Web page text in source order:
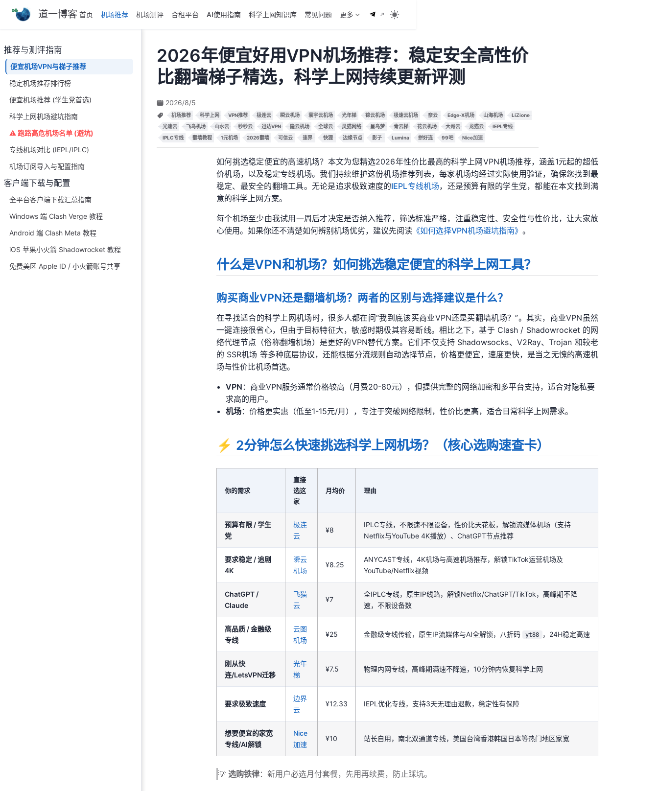
跳
要
內
道一博客 首页 机场推荐 机场测评 合租平台 AI使用指南 科学上网知识库 常见问题 更多
推荐与测评指南
便宜机场VPN与梯子推荐
稳定机场推荐排行榜
便宜机场推荐 (学生党首选)
科学上网机场避坑指南
⚠️ 跑路高危机场名单 (避坑)
专线机场对比 (IEPL/IPLC)
机场订阅导入与配置指南
客户端下载与配置
全平台客户端下载汇总指南
Windows 端 Clash Verge 教程
Android 端 Clash Meta 教程
iOS 苹果小火箭 Shadowrocket 教程
免费美区 Apple ID / 小火箭账号共享
2026年便宜好用VPN机场推荐：稳定安全高性价
比翻墙梯子精选，科学上网持续更新评测
2026/8/5
机场推荐 科学上网 VPN推荐 极连云 瞬云机场 寰宇云机场 光年梯 锦云机场 极速云机场 奈云 Edge-X机场 山海机场
LiZione
光速云
飞鸟机场 山水云 秒秒云 迅达VPN 隐云机场 全球云 灵猫网络 星岛梦 青云梯 花云机场 大哥云 龙猫云
IEPL专线
IPLC专线
翻墙教程 1元机场 2026翻墙 可信云 速界 快狸 边缘节点 影子 Lumina 拼好连 99吧 Nice加速
如何挑选稳定便宜的高速机场？本文为您精选2026年性价比最高的科学上网VPN机场推荐，涵盖1元起的超低
价机场，以及稳定专线机场。我们持续维护这份机场推荐列表，每家机场均经过实际使用验证，确保您找到最
稳定、最安全的翻墙工具。无论是追求极致速度的IEPL专线机场，还是预算有限的学生党，都能在本文找到满
意的科学上网方案。
每个机场至少由我试用一周后才决定是否纳入推荐，筛选标准严格，注重稳定性、安全性与性价比，让大家放
心使用。如果你还不清楚如何辨别机场优劣，建议先阅读 《如何选择VPN机场避坑指南》 。
什么是VPN和机场？如何挑选稳定便宜的科学上网工具？
购买商业VPN还是翻墙机场？两者的区别与选择建议是什么？
在寻找适合的科学上网机场时，很多人都在问“我到底该买商业VPN还是买翻墙机场？”。其实，商业VPN虽然
一键连接很省心，但由于目标特征大，敏感时期极其容易断线。相比之下，基于 Clash / Shadowrocket 的网
络代理节点（俗称翻墙机场）是更好的VPN替代方案。它们不仅支持 Shadowsocks、V2Ray、Trojan 和较老
的 SSR机场 等多种底层协议，还能根据分流规则自动选择节点，价格更便宜，速度更快，是当之无愧的高速机
场与性价比机场首选。
VPN ：商业VPN服务通常价格较高（月费20-80元），但提供完整的网络加密和多平台支持，适合对隐私要
求高的用户。
机场：价格更实惠（低至1-15元/月），专注于突破网络限制，性价比更高，适合日常科学上网需求。
⚡ 2分钟怎么快速挑选科学上网机场？（核心选购速查卡）
你的需求
直接
选这
家
月均价 理由
预算有限 / 学生
党
极连
云
¥8
IPLC专线，不限速不限设备，性价比天花板，解锁流媒体机场（支持
Netflix与YouTube 4K播放）、ChatGPT节点推荐
要求稳定 / 追剧
4K
瞬云
机场
¥8.25
ANYCAST专线，4K机场与高速机场推荐，解锁TikTok运营机场及
YouTube/Netflix视频
ChatGPT /
Claude
飞猫
云
¥7
全IPLC专线，原生IP线路，解锁Netflix/ChatGPT/TikTok，高峰期不降
速，不限设备数
高品质 / 金融级
专线
云图
机场
¥25 金融级专线传输，原生IP流媒体与AI全解锁，八折码 yt88 ，24H稳定高速
刚从快
连/LetsVPN迁移
光年
梯
¥7.5 物理内网专线，高峰期满速不降速，10分钟内恢复科学上网
要求极致速度
边界
云
¥12.33 IEPL优化专线，支持3天无理由退款，稳定性有保障
想要便宜的家宽
专线/AI解锁
Nice
加速
¥10 站长自用，南北双通道专线，美国台湾香港韩国日本等热门地区家宽
💡 选购铁律：新用户必选月付套餐，先用再续费，防止踩坑。